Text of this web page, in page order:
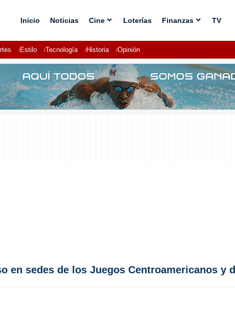
Inicio Noticias Cine Loterías Finanzas TV
Estilo Tecnología Historia Opinión
en sedes de los Juegos Centroamericanos y